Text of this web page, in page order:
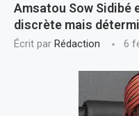
Amsatou Sow Sidibé
discrète mais
Écrit par Rédaction 6